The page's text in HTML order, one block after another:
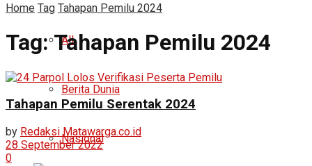
All
Berita Dunia
Nasional
Home Tag Tahapan Pemilu 2024
Tag:Tahapan Pemilu 2024
Tahapan Pemilu Serentak 2024
by Redaksi Matawarga.co.id
28 September 2022
0